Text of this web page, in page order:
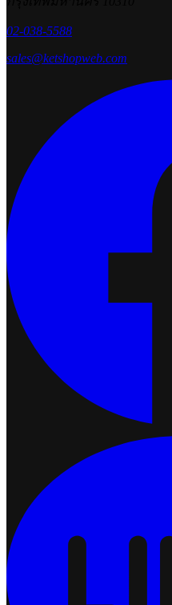
02-038-5588
sales@ketshopweb.com